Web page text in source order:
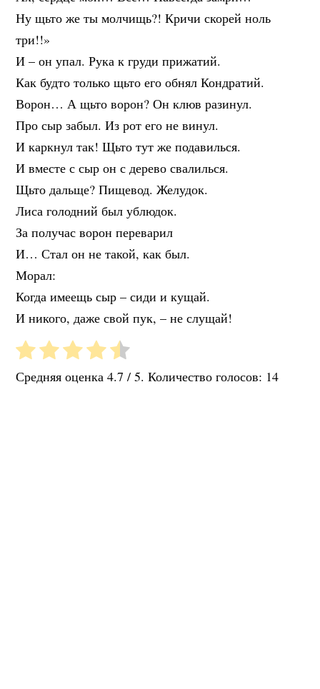
Ну щьто же ты молчищь?! Кричи скорей ноль
три!!»
И – он упал. Рука к груди прижатий.
Как будто только щьто его обнял Кондратий.
Ворон… А щьто ворон? Он клюв разинул.
Про сыр забыл. Из рот его не винул.
И каркнул так! Щьто тут же подавилься.
И вместе с сыр он с дерево свалилься.
Щьто дальще? Пищевод. Желудок.
Лиса голодний был ублюдок.
За получас ворон переварил
И… Стал он не такой, как был.
Морал:
Когда имеещь сыр – сиди и кущай.
И никого, даже свой пук, – не слущай!
Средняя оценка4.7 / 5. Количество голосов: 14